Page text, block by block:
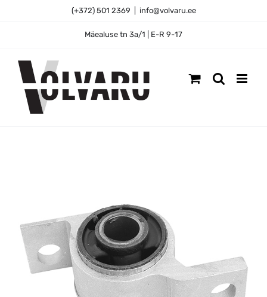
(+372) 501 2369 info@volvaru.ee
Mäealuse tn 3a/1 | E-R 9-17